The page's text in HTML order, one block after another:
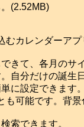
(2.52MB)
むカレンダーア
きて、各月のサ
自分だけの誕生
に設定できます
も可能です。背
索できます。